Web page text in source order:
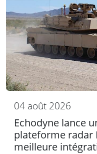
04 août 2026
Echodyne lance
plateforme radar
meilleure